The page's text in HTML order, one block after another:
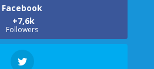
Facebook
Followers